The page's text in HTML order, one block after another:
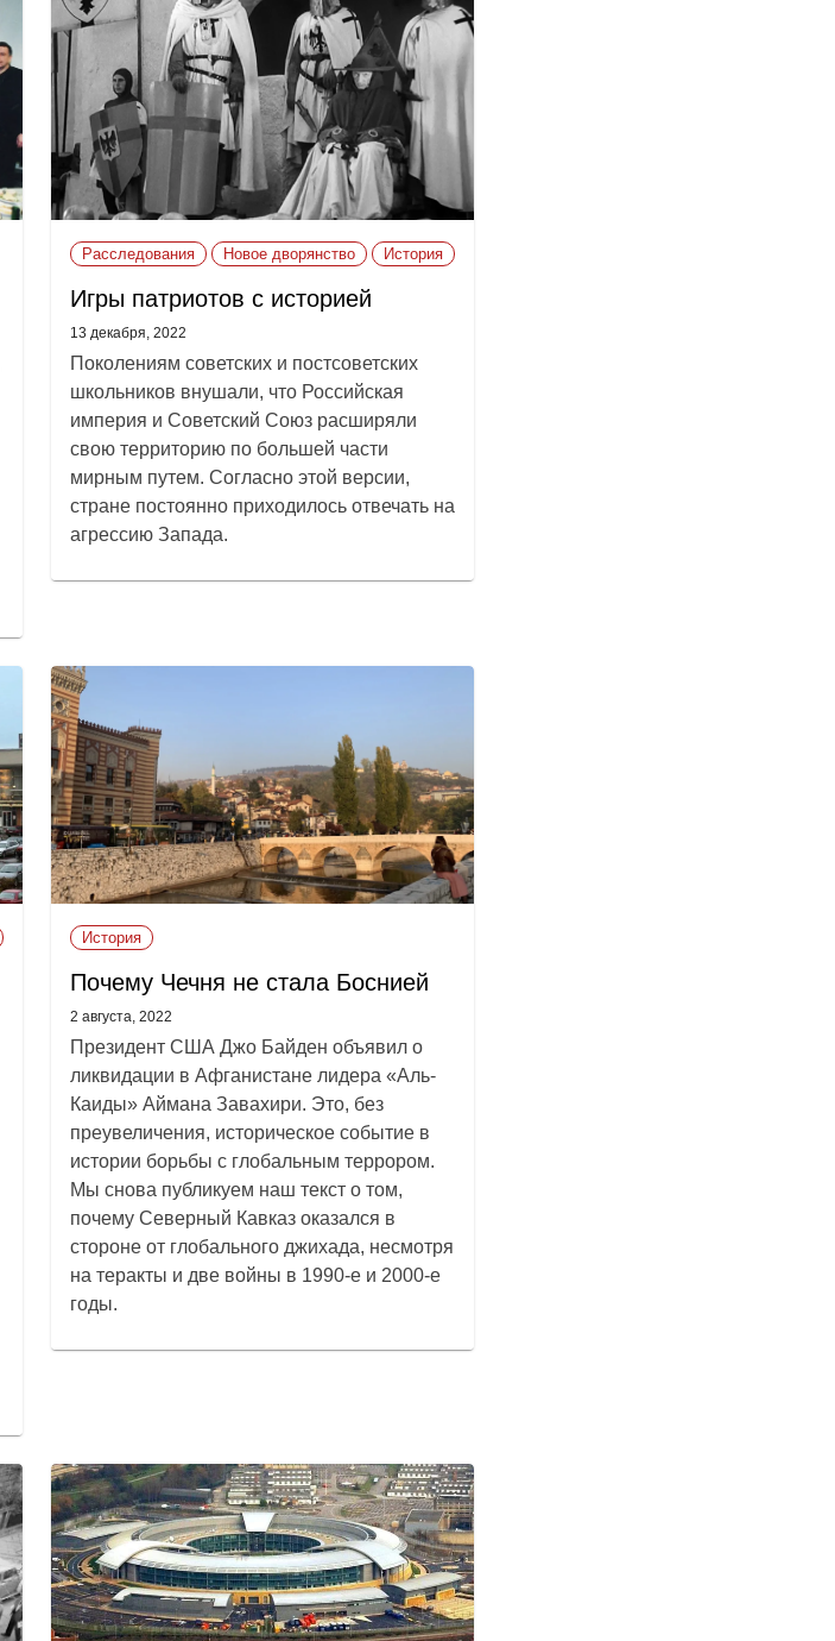
Расследования Новое дворянство История
Игры патриотов с историей
13 декабря, 2022
Поколениям советских и постсоветских
школьников внушали, что Российская
империя и Советский Союз расширяли
свою территорию по большей части
мирным путем. Согласно этой версии,
стране постоянно приходилось отвечать на
агрессию Запада.
История
Почему Чечня не стала Боснией
2 августа, 2022
Президент США Джо Байден объявил о
ликвидации в Афганистане лидера «Аль-
Каиды» Аймана Завахири. Это, без
преувеличения, историческое событие в
истории борьбы с глобальным террором.
Мы снова публикуем наш текст о том,
почему Северный Кавказ оказался в
стороне от глобального джихада, несмотря
на теракты и две войны в 1990-е и 2000-е
годы.